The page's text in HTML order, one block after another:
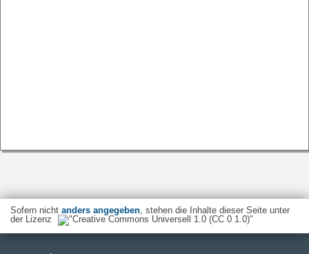
Sofern nicht anders angegeben, stehen die Inhalte dieser Seite unter
der Lizenz